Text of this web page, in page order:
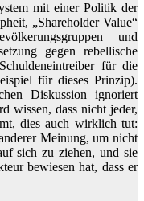
mit einer Politik der
„Shareholder Value“
und
gegen rebellische
für die
für dieses Prinzip).
Diskussion ignoriert
wissen, dass nicht jeder,
dies auch wirklich tut:
Meinung, um nicht
sich zu ziehen, und sie
bewiesen hat, dass er